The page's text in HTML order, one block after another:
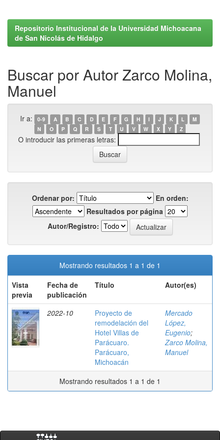
Repositorio Institucional de la Universidad Michoacana
de San Nicolás de Hidalgo
Buscar por Autor Zarco Molina,
Manuel
Ir a: 0-9 A B C D E F G H I J K L
M
N
O P Q R S T U V W X Y Z
O introducir las primeras letras:
Ordenar por:
En orden:
Resultados por página
Autor/Registro:
Mostrando resultados 1 a 1 de 1
Vista
previa
Fecha de
publicación
Título Autor(es)
2022-10
Proyecto de
remodelación del
Hotel Villas de
Parácuaro.
Parácuaro,
Michoacán
Mercado
López,
Eugenio;
Zarco Molina,
Manuel
Mostrando resultados 1 a 1 de 1